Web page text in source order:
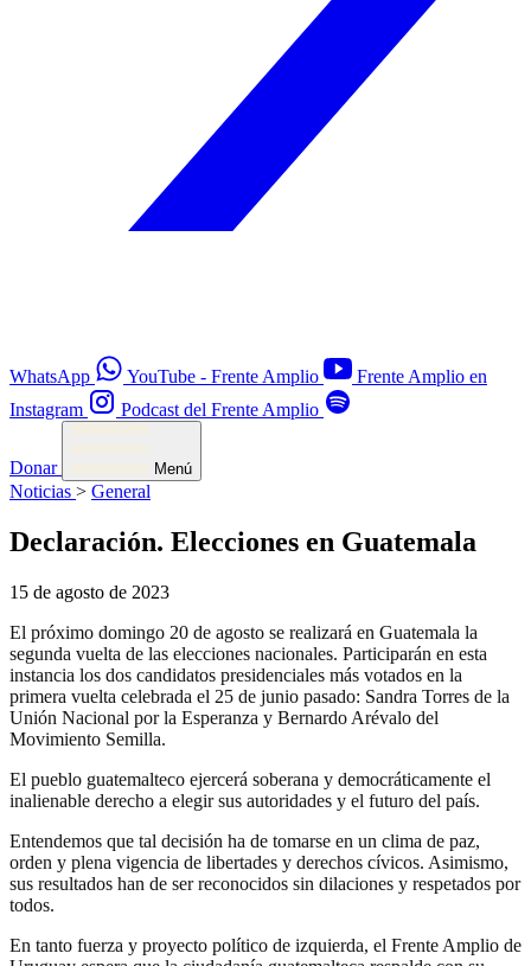
WhatsApp YouTube - Frente Amplio
Frente Amplio en
Instagram
Podcast del Frente Amplio
Donar Menú
Noticias > General
Declaración. Elecciones en Guatemala
15 de agosto de 2023
El próximo domingo 20 de agosto se realizará en Guatemala la
segunda vuelta de las elecciones nacionales. Participarán en esta
instancia los dos candidatos presidenciales más votados en la
primera vuelta celebrada el 25 de junio pasado: Sandra Torres de la
Unión Nacional por la Esperanza y Bernardo Arévalo del
Movimiento Semilla.
El pueblo guatemalteco ejercerá soberana y democráticamente el
inalienable derecho a elegir sus autoridades y el futuro del país.
Entendemos que tal decisión ha de tomarse en un clima de paz,
orden y plena vigencia de libertades y derechos cívicos. Asimismo,
sus resultados han de ser reconocidos sin dilaciones y respetados por
todos.
En tanto fuerza y proyecto político de izquierda, el Frente Amplio de